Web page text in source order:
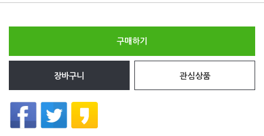
구매하기
관심상품
장바구니